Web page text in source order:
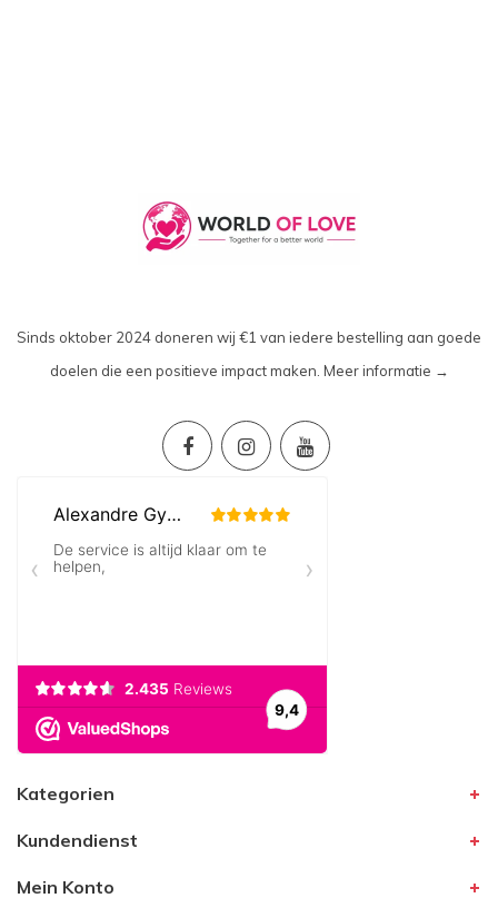
Sinds oktober 2024 doneren wij €1 van iedere bestelling aan goede
doelen die een positieve impact maken. Meer informatie →
Kategorien
Kundendienst
Mein Konto